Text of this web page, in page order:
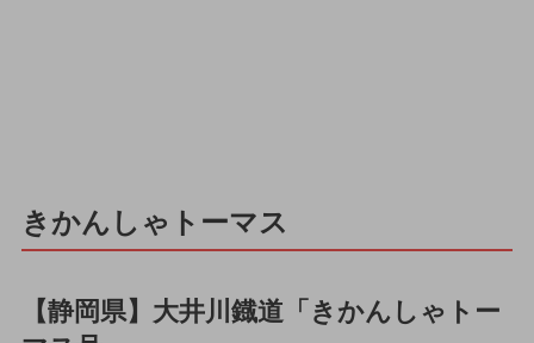
きかんしゃトーマス
【静岡県】大井川鐡道「きかんしゃトー